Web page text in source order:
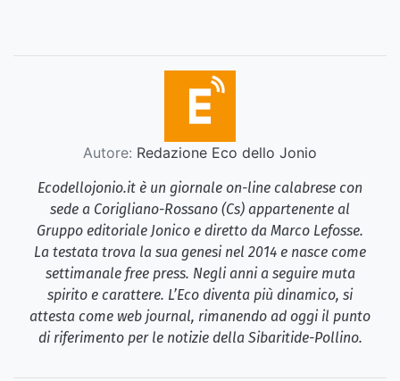
Autore: Redazione Eco dello Jonio
Ecodellojonio.it è un giornale on-line calabrese con
sede a Corigliano-Rossano (Cs) appartenente al
Gruppo editoriale Jonico e diretto da Marco Lefosse.
La testata trova la sua genesi nel 2014 e nasce come
settimanale free press. Negli anni a seguire muta
spirito e carattere. L’Eco diventa più dinamico, si
attesta come web journal, rimanendo ad oggi il punto
di riferimento per le notizie della Sibaritide-Pollino.